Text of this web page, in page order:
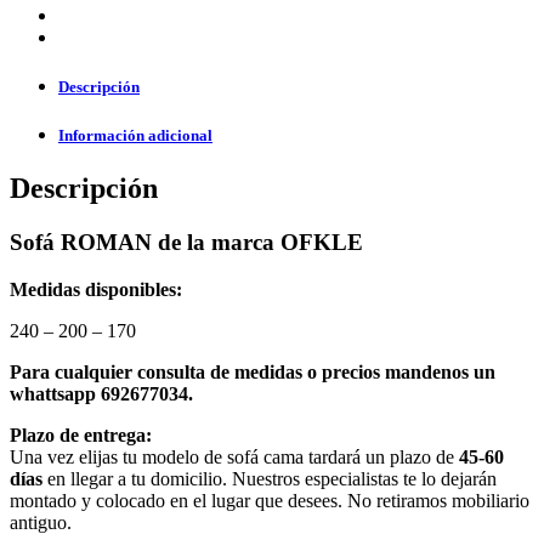
Descripción
Información adicional
Descripción
Sofá ROMAN de la marca OFKLE
Medidas disponibles:
240 – 200 – 170
Para cualquier consulta de medidas o precios mandenos un
whattsapp 692677034.
Plazo de entrega:
Una vez elijas tu modelo de sofá cama tardará un plazo de 45-60
días en llegar a tu domicilio. Nuestros especialistas te lo dejarán
montado y colocado en el lugar que desees. No retiramos mobiliario
antiguo.